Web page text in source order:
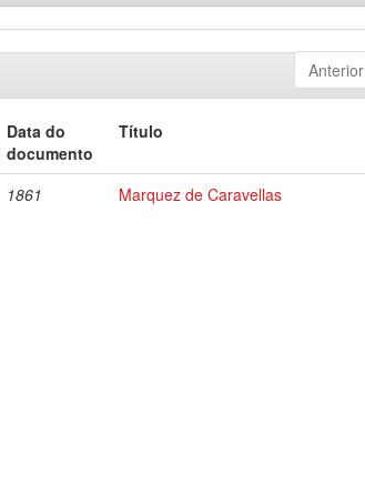
Anterior
Data do
documento
Título
1861 Marquez de Caravellas